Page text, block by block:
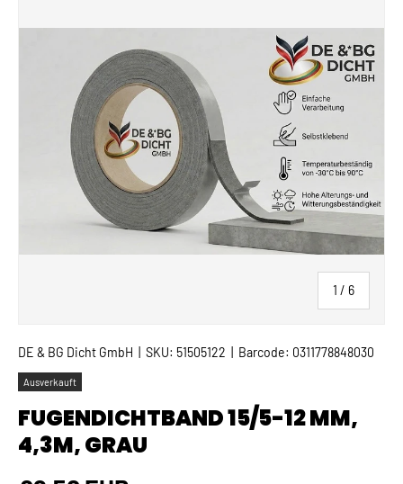
1 / von
6
DE & BG Dicht GmbH SKU: 51505122 Barcode: 0311778848030
Ausverkauft
FUGENDICHTBAND 15/5-12 MM,
4,3M, GRAU